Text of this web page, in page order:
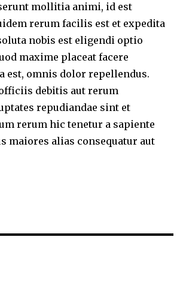
mollitia animi, id est
rerum facilis est et expedita
nobis est eligendi optio
maxime placeat facere
est, omnis dolor repellendus.
debitis aut rerum
repudiandae sint et
rerum hic tenetur a sapiente
maiores alias consequatur aut